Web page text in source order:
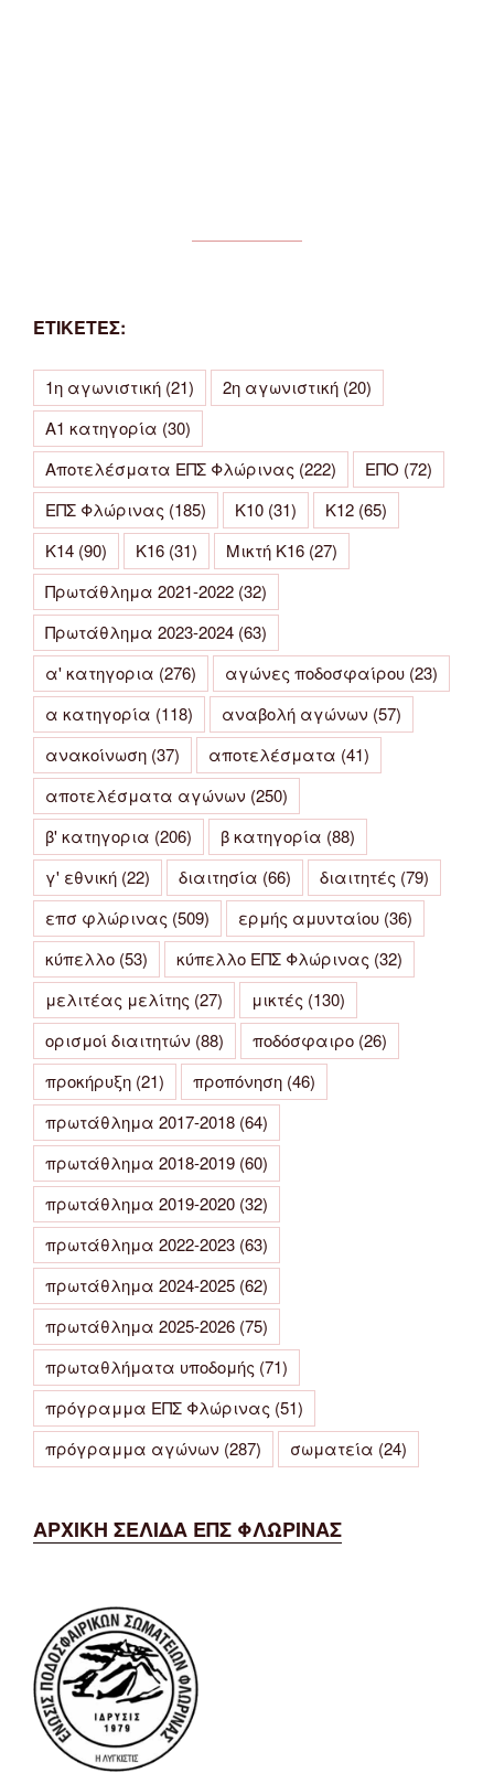
ΕΤΙΚΕΤΕΣ:
1η αγωνιστική (21) 2η αγωνιστική (20)
Α1 κατηγορία (30)
Αποτελέσματα ΕΠΣ Φλώρινας (222) ΕΠΟ (72)
ΕΠΣ Φλώρινας (185) Κ10 (31) Κ12 (65)
Κ14 (90) Κ16 (31) Μικτή Κ16 (27)
Πρωτάθλημα 2021-2022 (32)
Πρωτάθλημα 2023-2024 (63)
α' κατηγορια (276) αγώνες ποδοσφαίρου (23)
α κατηγορία (118) αναβολή αγώνων (57)
ανακοίνωση (37) αποτελέσματα (41)
αποτελέσματα αγώνων (250)
β' κατηγορια (206) β κατηγορία (88)
γ' εθνική (22) διαιτησία (66) διαιτητές (79)
επσ φλώρινας (509) ερμής αμυνταίου (36)
κύπελλο (53) κύπελλο ΕΠΣ Φλώρινας (32)
μελιτέας μελίτης (27) μικτές (130)
ορισμοί διαιτητών (88) ποδόσφαιρο (26)
προκήρυξη (21) προπόνηση (46)
πρωτάθλημα 2017-2018 (64)
πρωτάθλημα 2018-2019 (60)
πρωτάθλημα 2019-2020 (32)
πρωτάθλημα 2022-2023 (63)
πρωτάθλημα 2024-2025 (62)
πρωτάθλημα 2025-2026 (75)
πρωταθλήματα υποδομής (71)
πρόγραμμα ΕΠΣ Φλώρινας (51)
πρόγραμμα αγώνων (287) σωματεία (24)
ΑΡΧΙΚΗ ΣΕΛΙΔΑ ΕΠΣ ΦΛΩΡΙΝΑΣ